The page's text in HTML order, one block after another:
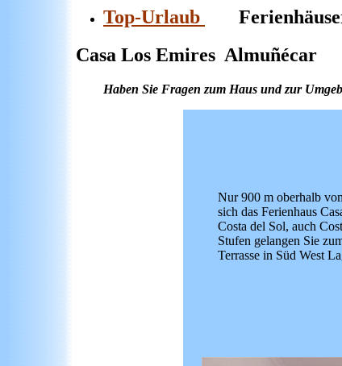
Top-Urlaub
Ferienhäuser
Casa Los Emires Almuñécar
Haben Sie Fragen zum Haus und zur
Nur 900 m oberhalb
sich das Ferienhaus
Costa del Sol, auch
Stufen gelangen Sie
Terrasse in Süd West